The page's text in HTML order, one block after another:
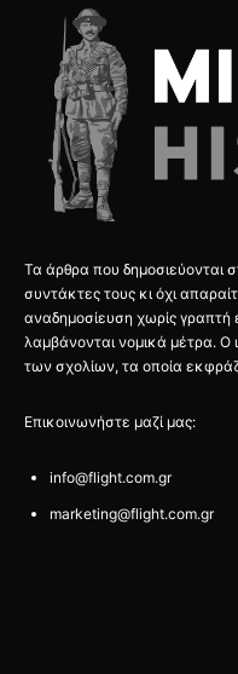
Τα άρθρα που δημοσιεύονται
συντάκτες τους κι όχι
αναδημοσίευση χωρίς γραπτή
λαμβάνονται νομικά μέτρα. Ο
των σχολίων, τα οποία
Επικοινωνήστε μαζί μας:
info@flight.com.gr
marketing@flight.com.gr